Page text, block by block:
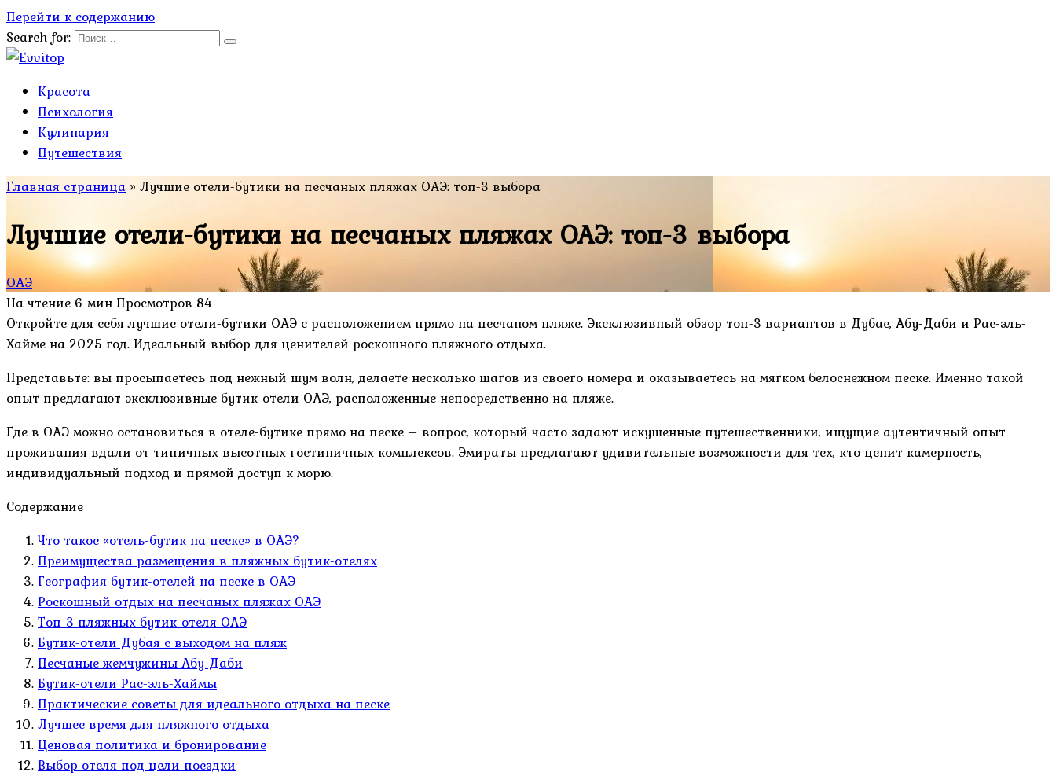
Перейти к содержанию
Search for:
Красота
Психология
Кулинария
Путешествия
Главная страница » Лучшие отели-бутики на песчаных пляжах ОАЭ: топ-3 выбора
Лучшие отели-бутики на песчаных пляжах ОАЭ: топ-3 выбора
ОАЭ
На чтение 6 мин Просмотров 84
Откройте для себя лучшие отели-бутики ОАЭ с расположением прямо на песчаном пляже. Эксклюзивный обзор топ-3 вариантов в Дубае, Абу-Даби и Рас-эль-
Хайме на 2025 год. Идеальный выбор для ценителей роскошного пляжного отдыха.
Представьте: вы просыпаетесь под нежный шум волн, делаете несколько шагов из своего номера и оказываетесь на мягком белоснежном песке. Именно такой
опыт предлагают эксклюзивные бутик-отели ОАЭ, расположенные непосредственно на пляже.
Где в ОАЭ можно остановиться в отеле-бутике прямо на песке – вопрос, который часто задают искушенные путешественники, ищущие аутентичный опыт
проживания вдали от типичных высотных гостиничных комплексов. Эмираты предлагают удивительные возможности для тех, кто ценит камерность,
индивидуальный подход и прямой доступ к морю.
Содержание
Что такое «отель-бутик на песке» в ОАЭ?
Преимущества размещения в пляжных бутик-отелях
География бутик-отелей на песке в ОАЭ
Роскошный отдых на песчаных пляжах ОАЭ
Топ-3 пляжных бутик-отеля ОАЭ
Бутик-отели Дубая с выходом на пляж
Песчаные жемчужины Абу-Даби
Бутик-отели Рас-эль-Хаймы
Практические советы для идеального отдыха на песке
Лучшее время для пляжного отдыха
Ценовая политика и бронирование
Выбор отеля под цели поездки